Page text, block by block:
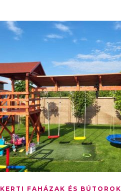
KERTI FAHÁZAK ÉS BÚTOROK